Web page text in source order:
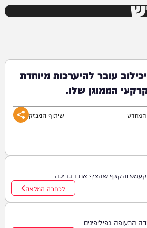
עובר להיערכות מיוחדת
הממוגן שלו.
המחדש שיתוף המבזק
והקצף שהציף את הבריכה
לכתבה המלאה
התעופה בפיליפינים